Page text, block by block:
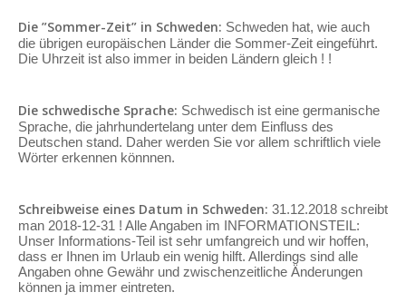
Die ”Sommer-Zeit” in Schweden: Schweden hat, wie auch
die übrigen europäischen Länder die Sommer-Zeit eingeführt.
Die Uhrzeit ist also immer in beiden Ländern gleich ! !
Die schwedische Sprache: Schwedisch ist eine germanische
Sprache, die jahrhundertelang unter dem Einfluss des
Deutschen stand. Daher werden Sie vor allem schriftlich viele
Wörter erkennen könnnen.
Schreibweise eines Datum in Schweden: 31.12.2018 schreibt
man 2018-12-31 ! Alle Angaben im INFORMATIONSTEIL:
Unser Informations-Teil ist sehr umfangreich und wir hoffen,
dass er Ihnen im Urlaub ein wenig hilft. Allerdings sind alle
Angaben ohne Gewähr und zwischenzeitliche Änderungen
können ja immer eintreten.